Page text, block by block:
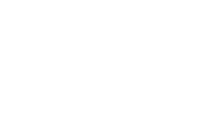
além de que é o melhor que posso fazer.